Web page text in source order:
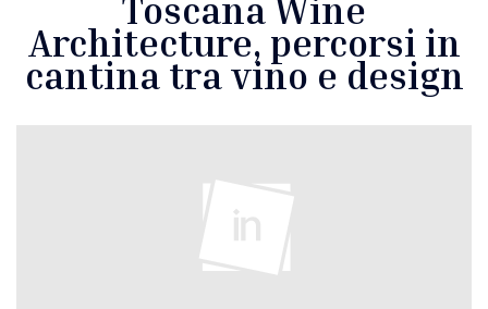
Toscana Wine
Architecture, percorsi in
cantina tra vino e design